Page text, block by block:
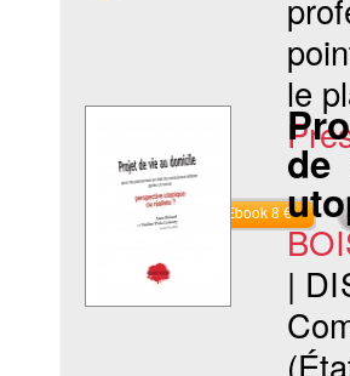
le
Commander l'Ebook 8 €
de
|